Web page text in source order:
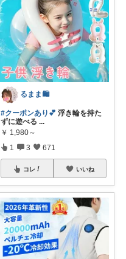
るまま🛍️
#クーポンあり💕 浮き輪を持た
ずに遊べる ...
￥ 1,980～
1 3 671
コレ いいね